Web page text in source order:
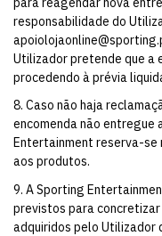
responsabilidade do
Utilizador pretende que a
procedendo à prévia
8. Caso não haja
encomenda não entregue
Entertainment reserva-se
aos produtos.
9. A Sporting
previstos para
adquiridos pelo Utilizador